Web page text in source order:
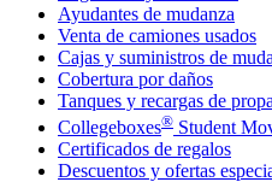
Ayudantes de mudanza
Venta de camiones usados
Cajas y suministros de
Cobertura por daños
Tanques y recargas de
Collegeboxes® Student
Certificados de regalos
Descuentos y ofertas